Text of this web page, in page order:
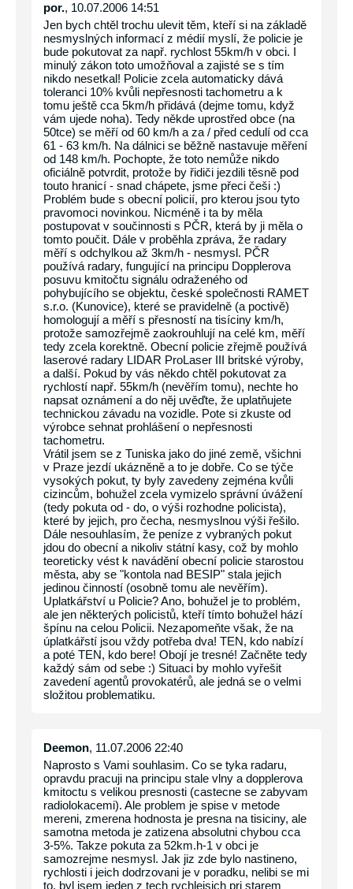
por., 10.07.2006 14:51
Jen bych chtěl trochu ulevit těm, kteří si na základě
nesmyslných informací z médií myslí, že policie je
bude pokutovat za např. rychlost 55km/h v obci. I
minulý zákon toto umožňoval a zajisté se s tím
nikdo nesetkal! Policie zcela automaticky dává
toleranci 10% kvůli nepřesnosti tachometru a k
tomu ještě cca 5km/h přidává (dejme tomu, když
vám ujede noha). Tedy někde uprostřed obce (na
50tce) se měří od 60 km/h a za / před cedulí od cca
61 - 63 km/h. Na dálnici se běžně nastavuje měření
od 148 km/h. Pochopte, že toto nemůže nikdo
oficiálně potvrdit, protože by řidiči jezdili těsně pod
touto hranicí - snad chápete, jsme přeci češi :)
Problém bude s obecní policií, pro kterou jsou tyto
pravomoci novinkou. Nicméně i ta by měla
postupovat v součinnosti s PČR, která by ji měla o
tomto poučit. Dále v proběhla zpráva, že radary
měří s odchylkou až 3km/h - nesmysl. PČR
používá radary, fungující na principu Dopplerova
posuvu kmitočtu signálu odraženého od
pohybujícího se objektu, české společnosti RAMET
s.r.o. (Kunovice), které se pravidelně (a poctivě)
homologují a měří s přesností na tisíciny km/h,
protože samozřejmě zaokrouhlují na celé km, měří
tedy zcela korektně. Obecní policie zřejmě používá
laserové radary LIDAR ProLaser III britské výroby,
a další. Pokud by vás někdo chtěl pokutovat za
rychlostí např. 55km/h (nevěřím tomu), nechte ho
napsat oznámení a do něj uvěďte, že uplatňujete
technickou závadu na vozidle. Pote si zkuste od
výrobce sehnat prohlášení o nepřesnosti
tachometru.
Vrátil jsem se z Tuniska jako do jiné země, všichni
v Praze jezdí ukázněně a to je dobře. Co se týče
vysokých pokut, ty byly zavedeny zejména kvůli
cizincům, bohužel zcela vymizelo správní úvážení
(tedy pokuta od - do, o výši rozhodne policista),
které by jejich, pro čecha, nesmyslnou výši řešilo.
Dále nesouhlasím, že peníze z vybraných pokut
jdou do obecní a nikoliv státní kasy, což by mohlo
teoreticky vést k navádění obecní policie starostou
města, aby se "kontola nad BESIP" stala jejich
jedinou činností (osobně tomu ale nevěřím).
Uplatkářství u Policie? Ano, bohužel je to problém,
ale jen některých policistů, kteří tímto bohužel hází
špínu na celou Policii. Nezapomeňte však, že na
úplatkářstí jsou vždy potřeba dva! TEN, kdo nabízí
a poté TEN, kdo bere! Obojí je tresné! Začněte tedy
každý sám od sebe :) Situaci by mohlo vyřešit
zavedení agentů provokatérů, ale jedná se o velmi
složitou problematiku.
Deemon, 11.07.2006 22:40
Naprosto s Vami souhlasim. Co se tyka radaru,
opravdu pracuji na principu stale vlny a dopplerova
kmitoctu s velikou presnosti (castecne se zabyvam
radiolokacemi). Ale problem je spise v metode
mereni, zmerena hodnosta je presna na tisiciny, ale
samotna metoda je zatizena absolutni chybou cca
3-5%. Takze pokuta za 52km.h-1 v obci je
samozrejme nesmysl. Jak jiz zde bylo nastineno,
rychlosti i jeich dodrzovani je v poradku, nelibi se mi
to, byl jsem jeden z tech rychlejsich pri starem